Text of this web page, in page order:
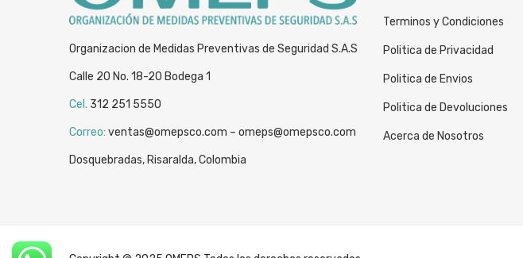
Organizacion de Medidas Preventivas de Seguridad S.A.S
Calle 20 No. 18-20 Bodega 1
Cel. 312 251 5550
Correo: ventas@omepsco.com – omeps@omepsco.com
Dosquebradas, Risaralda, Colombia
Terminos y Condiciones
Politica de Privacidad
Politica de Envios
Politica de Devoluciones
Acerca de Nosotros